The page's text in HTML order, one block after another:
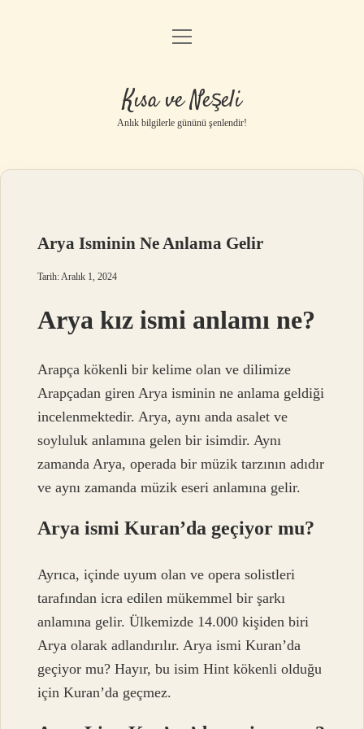
Anasayfa
Yasal Uyarı
menüyü
Kısa ve Neşeli
Anlık bilgilerle gününü şenlendir!
Arya Isminin Ne Anlama Gelir
Tarih: Aralık 1, 2024
Arya kız ismi anlamı ne?
Arapça kökenli bir kelime olan ve dilimize
Arapçadan giren Arya isminin ne anlama geldiği
incelenmektedir. Arya, aynı anda asalet ve
soyluluk anlamına gelen bir isimdir. Aynı
zamanda Arya, operada bir müzik tarzının adıdır
ve aynı zamanda müzik eseri anlamına gelir.
Arya ismi Kuran’da geçiyor mu?
Ayrıca, içinde uyum olan ve opera solistleri
tarafından icra edilen mükemmel bir şarkı
anlamına gelir. Ülkemizde 14.000 kişiden biri
Arya olarak adlandırılır. Arya ismi Kuran’da
geçiyor mu? Hayır, bu isim Hint kökenli olduğu
için Kuran’da geçmez.